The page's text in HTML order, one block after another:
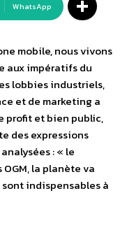
WhatsApp
mobile, nous vivons
aux impératifs du
lobbies industriels,
et de marketing a
profit et bien public,
des expressions
: « le
la planète va
indispensables à